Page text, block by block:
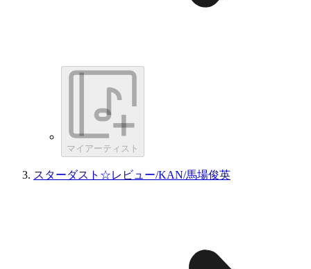
マイアーティスト
スターダスト☆レビュー/KAN/馬場俊英